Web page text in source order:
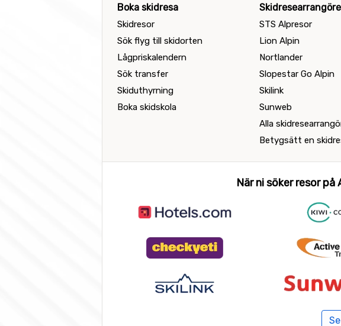
Boka skidresa
Skidresor
Sök flyg till skidorten
Lågpriskalendern
Sök transfer
Skiduthyrning
Boka skidskola
STS Alpresor
Lion Alpin
Nortlander
Slopestar Go Alpin
Skilink
Sunweb
Alla
Betygsätt en
När ni söker resor